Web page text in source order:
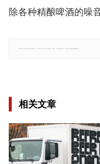
除各种精酿啤酒的噪
郑重声明：文章仅代表原作者观点，不代表本站立场；如有侵权、违规，可直接反馈本站，我们将会作修改或删除处理。
相关文章